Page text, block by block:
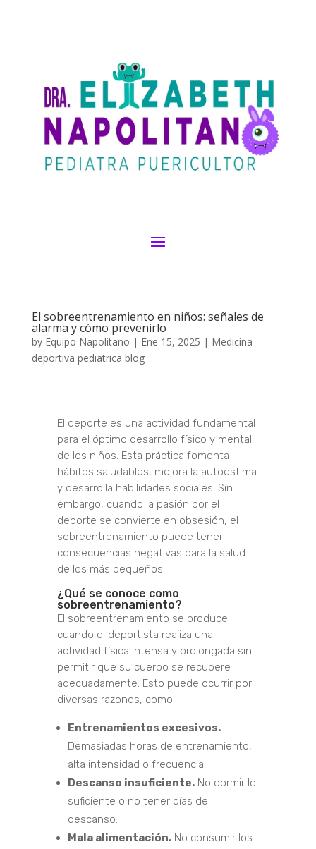
El sobreentrenamiento en niños: señales de
alarma y cómo prevenirlo
by Equipo Napolitano | Ene 15, 2025 | Medicina
deportiva pediatrica blog
El deporte es una actividad fundamental
para el óptimo desarrollo físico y mental
de los niños. Esta práctica fomenta
hábitos saludables, mejora la autoestima
y desarrolla habilidades sociales. Sin
embargo, cuando la pasión por el
deporte se convierte en obsesión, el
sobreentrenamiento puede tener
consecuencias negativas para la salud
de los más pequeños.
¿Qué se conoce como
sobreentrenamiento?
El sobreentrenamiento se produce
cuando el deportista realiza una
actividad física intensa y prolongada sin
permitir que su cuerpo se recupere
adecuadamente. Esto puede ocurrir por
diversas razones, como:
Entrenamientos excesivos.
Demasiadas horas de entrenamiento,
alta intensidad o frecuencia.
Descanso insuficiente.No dormir lo
suficiente o no tener días de
descanso.
Mala alimentación.No consumir los